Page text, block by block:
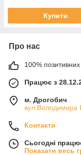
Купити
Про нас
100% позитивних
Працює з
м. Дрогобич
вул.Володимира
Контакти
Сьогодні
Показати весь